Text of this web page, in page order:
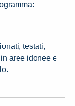
testati,
aree idonee e